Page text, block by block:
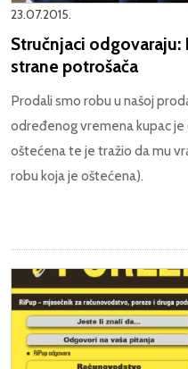
23.07.2015.
Stručnjaci
strane potrošača
Prodali smo robu u našoj
određenog vremena kupac je
oštećena te je tražio da mu
robu koja je oštećena).